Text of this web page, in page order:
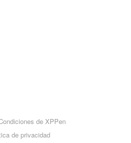
de XPPen
de privacidad